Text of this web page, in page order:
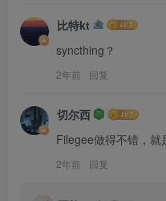
比特kt
syncthing？
2年前 回复
切尔西
Filegee做得不错，就
2年前 回复